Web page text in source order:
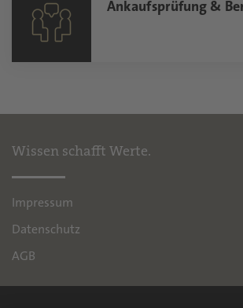
Ankaufsprüfung &
Wissen schafft Werte.
Impressum
Datenschutz
AGB